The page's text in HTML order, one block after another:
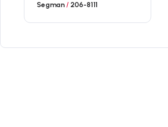
Segman/206-8111